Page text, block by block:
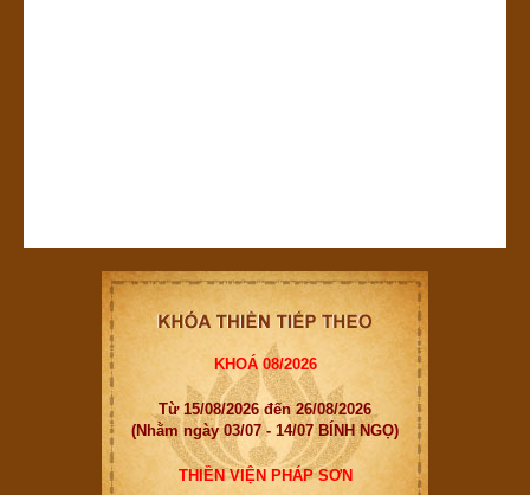
KHOÁ 08/2026
Từ 15/08/2026 đến 26/08/2026
(Nhằm ngày 03/07 - 14/07 BÍNH NGỌ)
THIỀN VIỆN PHÁP SƠN